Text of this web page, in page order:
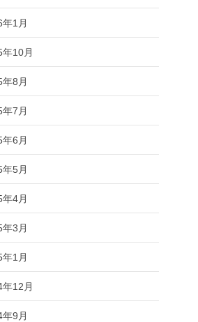
1月
年10月
8月
7月
6月
5月
4月
3月
1月
年12月
9月